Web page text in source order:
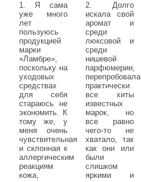
1. Я сама
уже много
лет
пользуюсь
продукцией
марки
«Ламбре»,
поскольку на
уходовых
средствах
для себя
стараюсь не
экономить. К
тому же, у
меня очень
чувствительная
и склонная к
аллергическим
реакциям
кожа,
2. Долго
искала свой
аромат и
среди
люксовой и
среди
нишевой
парфюмерии,
перепробовала
практически
все хиты
известных
марок, но
все равно
чего-то не
хватало, так
как они или
были
слишком
яркими и